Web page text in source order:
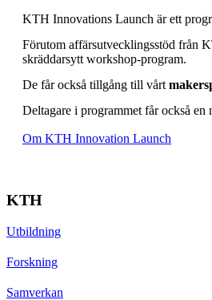
KTH Innovations Launch är ett
Förutom affärsutvecklingsstöd från
skräddarsytt workshop-program.
De får också tillgång till vårt
Deltagare i programmet får också en
Om KTH Innovation Launch
KTH
Utbildning
Forskning
Samverkan